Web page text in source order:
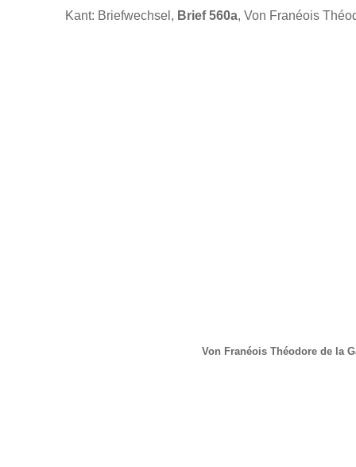
Kant: Briefwechsel, Brief 560a, Von Franéois
Von Franéois Théodore de la